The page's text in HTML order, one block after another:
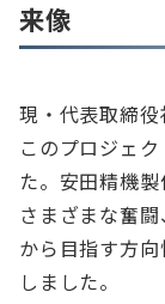
来像
現・代表取締役
このプロジェ
た。安田精機
さまざまな奮
から目指す方
しました。